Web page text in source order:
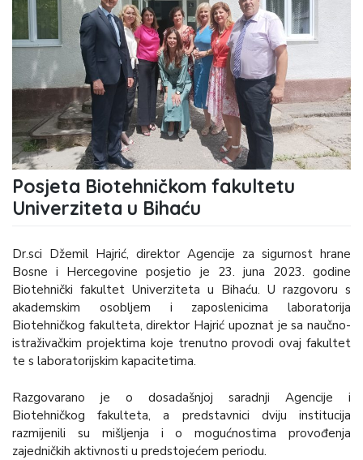
Posjeta Biotehničkom fakultetu
Univerziteta u Bihaću
Dr.sci Džemil Hajrić, direktor Agencije za sigurnost hrane
Bosne i Hercegovine posjetio je 23. juna 2023. godine
Biotehnički fakultet Univerziteta u Bihaću. U razgovoru s
akademskim osobljem i zaposlenicima laboratorija
Biotehničkog fakulteta, direktor Hajrić upoznat je sa naučno-
istraživačkim projektima koje trenutno provodi ovaj fakultet
te s laboratorijskim kapacitetima.
Razgovarano je o dosadašnjoj saradnji Agencije i
Biotehničkog fakulteta, a predstavnici dviju institucija
razmijenili su mišljenja i o mogućnostima provođenja
zajedničkih aktivnosti u predstojećem periodu.